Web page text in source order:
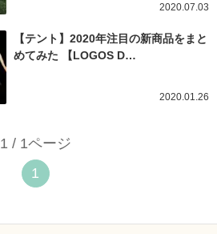
2020.07.03
【テント】2020年注目の新商品をまと
めてみた 【LOGOS D…
2020.01.26
1 / 1ページ
1